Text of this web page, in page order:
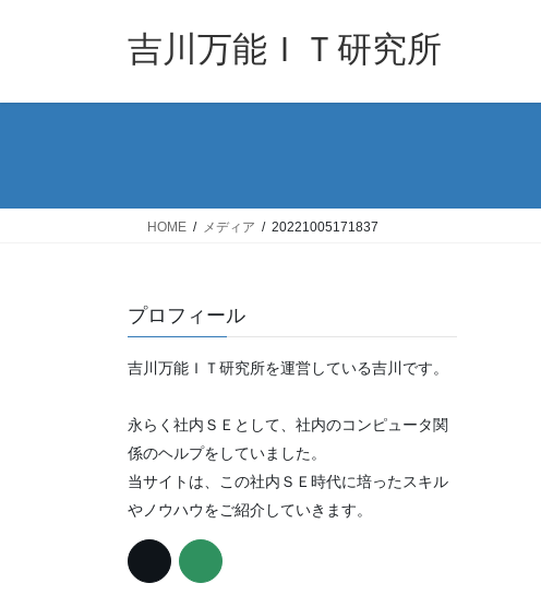
吉川万能ＩＴ研究所
HOME メディア 20221005171837
プロフィール
吉川万能ＩＴ研究所を運営している吉川です。
永らく社内ＳＥとして、社内のコンピュータ関
係のヘルプをしていました。
当サイトは、この社内ＳＥ時代に培ったスキル
やノウハウをご紹介していきます。